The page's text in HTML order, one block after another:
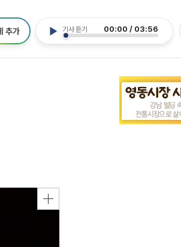
기사 듣기 00:00 / 03:56
추가